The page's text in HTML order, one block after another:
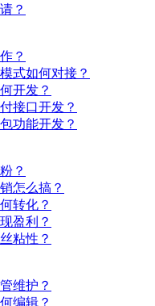
？
？
式如何对接？
开发？
接口开发？
功能开发？
？
怎么搞？
转化？
盈利？
粘性？
维护？
编辑？